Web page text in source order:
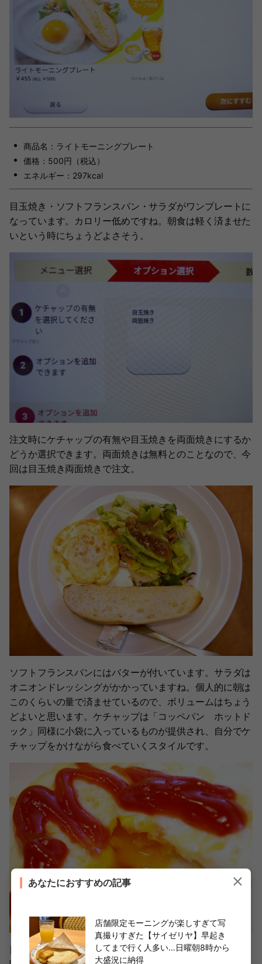
商品名：ライトモーニングプレート
価格：500円（税込）
エネルギー：297kcal
目玉焼き・ソフトフランスパン・サラダがワンプレートに
なっています。カロリー低めですね。朝食は軽く済ませた
いという時にちょうどよさそう。
注文時にケチャップの有無や目玉焼きを両面焼きにするか
どうか選択できます。両面焼きは無料とのことなので、今
回は目玉焼き両面焼きで注文。
ソフトフランスパンにはバターが付いています。サラダは
オニオンドレッシングがかかっていますね。個人的に朝は
このくらいの量で済ませているので、ボリュームはちょう
どよいと思います。ケチャップは「コッペパン ホットド
ック」同様に小袋に入っているものが提供され、自分でケ
チャップをかけながら食べていくスタイルです。
目玉焼きは両面焼きで注文していますが、黄身は半熟気
あなたにおすすめの記事
店舗限定モーニングが楽しすぎて写
真撮りすぎた【サイゼリヤ】早起き
してまで行く人多い…日曜朝8時から
大盛況に納得